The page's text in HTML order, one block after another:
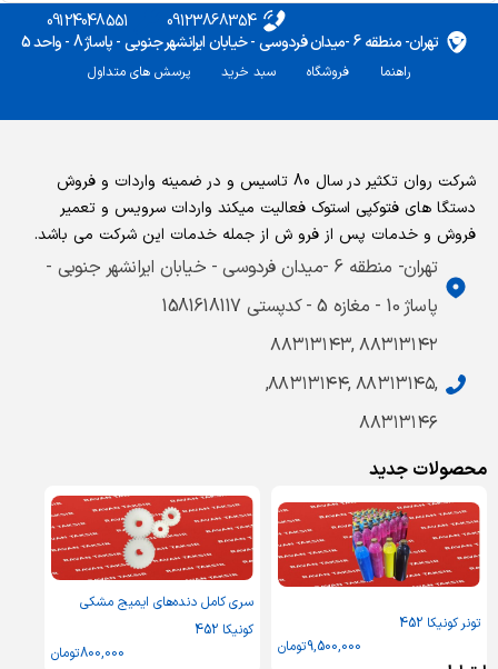
تهران- منطقه 6 -میدان فردوسی - خیابان ایرانشهر جنوبی - پاساژ 8 - واحد 5
09123868354
09124048551
راهنما فروشگاه سبد خرید پرسش های متداول
شرکت روان تکثیر در سال 80 تاسیس و در ضمینه واردات و فروش
دستگا های فتوکپی استوک فعالیت میکند واردات سرویس و تعمیر
فروش و خدمات پس از فرو ش از جمله خدمات این شرکت می باشد.
تهران- منطقه 6 -میدان فردوسی - خیابان ایرانشهر جنوبی -
پاساژ 10 - مغازه 5 - کدپستی 1581618117
۸۸۳۱۳۱۴۲ ,۸۸۳۱۳۱۴۳
,۸۸۳۱۳۱۴۵ ,۸۸۳۱۳۱۴۴,
۸۸۳۱۳۱۴۶
محصولات جدید
تونر کونیکا 452
9,500,000تومان
سری کامل دنده‌های ایمیج مشکی
کونیکا 452
800,000تومان